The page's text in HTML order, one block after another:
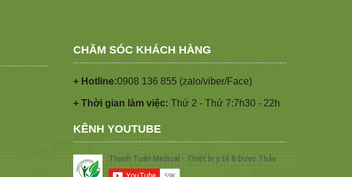
CHĂM SÓC KHÁCH HÀNG
+ Hotline:0908 136 855 (zalo/viber/Face)
+ Thời gian làm việc: Thứ 2 - Thứ 7:7h30 - 22h
KÊNH YOUTUBE